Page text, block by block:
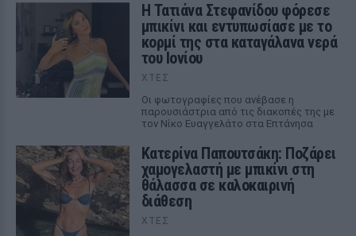
Η Τατιάνα Στεφανίδου φόρεσε
μπικίνι και εντυπωσίασε με το
κορμί της στα καταγάλανα νερά
του Ιονίου
ΧΤΕΣ
Οι φωτογραφίες που ανέβασε η
παρουσιάστρια από τις διακοπές της με
τον Νίκο Ευαγγελάτο στα Επτάνησα
Κατερίνα Παπουτσάκη: Ποζάρει
χαμογελαστή με μπικίνι στη
θάλασσα σε καλοκαιρινή
διάθεση
ΧΤΕΣ